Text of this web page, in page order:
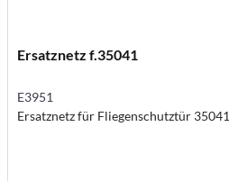
Ersatznetz f.35041
E3951
Ersatznetz für Fliegenschutztür 35041